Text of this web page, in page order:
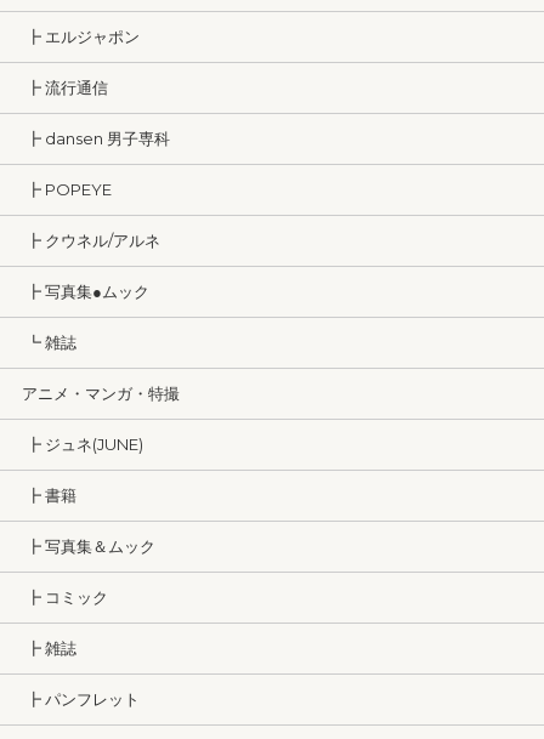
┣ エルジャポン
┣ 流行通信
┣ dansen 男子専科
┣ POPEYE
┣ クウネル/アルネ
┣ 写真集●ムック
┗ 雑誌
アニメ・マンガ・特撮
┣ ジュネ(JUNE)
┣ 書籍
┣ 写真集＆ムック
┣ コミック
┣ 雑誌
┣ パンフレット